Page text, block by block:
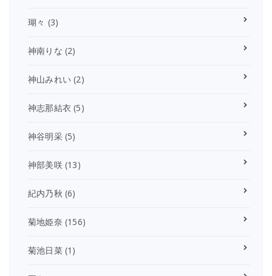
瑚々 (3)
神南りな (2)
神山みれい (2)
神志那結衣 (5)
神谷明采(5)
神部美咲(13)
紀内乃秋 (6)
菊地姫奈 (156)
菊池日菜(1)